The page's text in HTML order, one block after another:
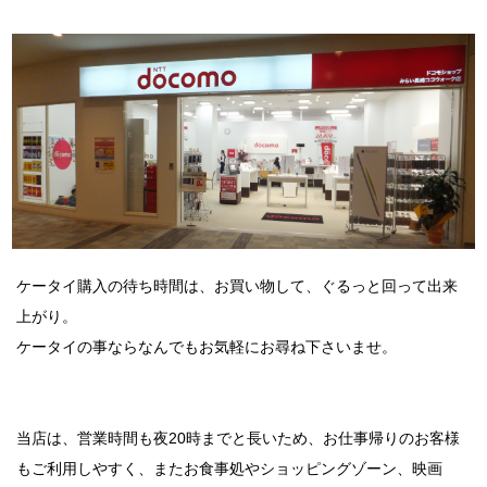
ケータイ購入の待ち時間は、お買い物して、ぐるっと回って出来
上がり。
ケータイの事ならなんでもお気軽にお尋ね下さいませ。
当店は、営業時間も夜20時までと長いため、お仕事帰りのお客様
もご利用しやすく、またお食事処やショッピングゾーン、映画